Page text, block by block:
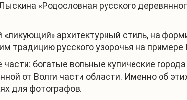
«Родословная русского
архитектурный стиль, на
традицию русского узорочья на примере
богатые вольные купические
от Волги части области. Именно об
для фотографов.